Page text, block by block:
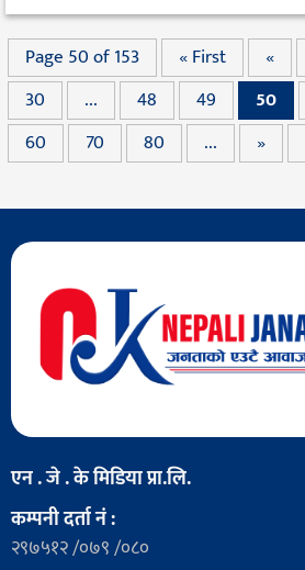
Page 50 of 153 « First «
30
... 48 49 50
60
70 80 ... »
एन . जे . के मिडिया प्रा.लि.
कम्पनी दर्ता नं :
२९७५१२ /०७९ /०८०